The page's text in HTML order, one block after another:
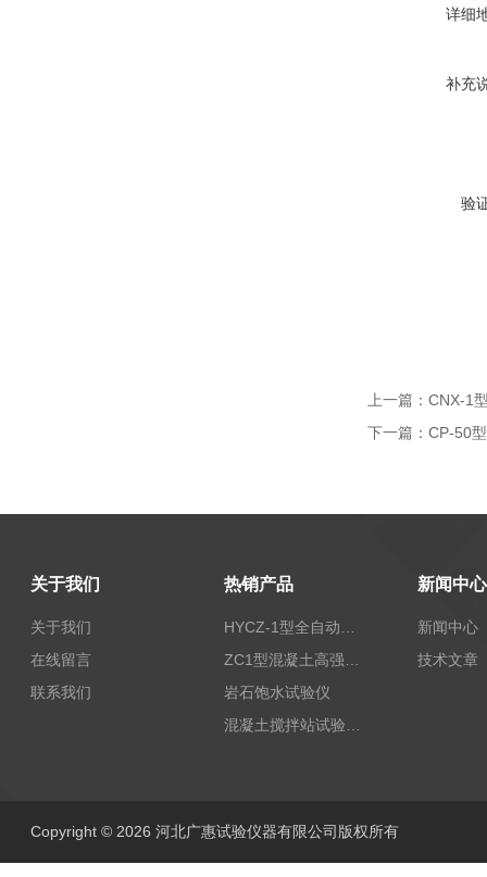
详细
补充
验
上一篇： CNX-1
下一篇： CP-50
关于我们
关于我们
在线留言
联系我们
热销产品
岩石饱水试验仪
新闻中心
新闻中心
技术文章
Copyright © 2026 河北广惠试验仪器有限公司版权所有